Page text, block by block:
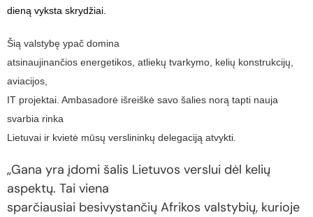
dieną vyksta skrydžiai.
Šią valstybę ypač domina
atsinaujinančios energetikos, atliekų tvarkymo, kelių konstrukcijų,
aviacijos,
IT projektai. Ambasadorė išreiškė savo šalies norą tapti nauja
svarbia rinka
Lietuvai ir kvietė mūsų verslininkų delegaciją atvykti.
„Gana yra įdomi šalis Lietuvos verslui dėl kelių
aspektų. Tai viena
sparčiausiai besivystančių Afrikos valstybių, kurioje